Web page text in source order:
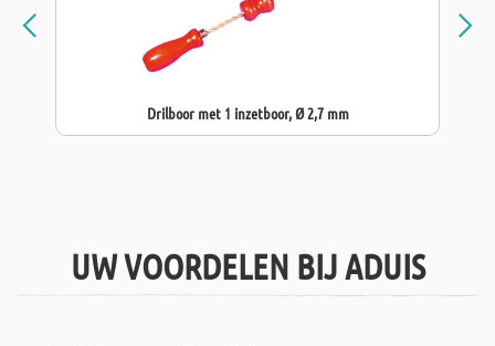
Drilboor met 1 inzetboor, Ø 2,7 mm
UW VOORDELEN BIJ ADUIS